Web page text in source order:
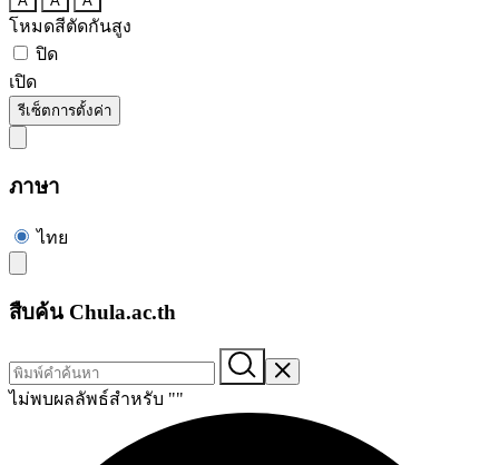
โหมดสีตัดกันสูง
ปิด
เปิด
รีเซ็ตการตั้งค่า
ภาษา
ไทย
สืบค้น Chula.ac.th
ไม่พบผลลัพธ์สำหรับ ""